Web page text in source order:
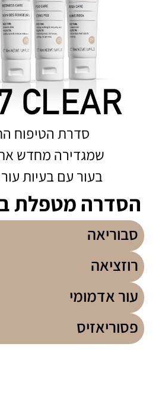
סדרת הטיפוח
שמגדירה מחדש
בעור עם בעיות עור
הסדרה מטפלת
סבוריאה
רוזציאה
עור אדמומי
פסוריאזיס